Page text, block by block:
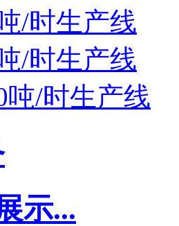
/时生产线
/时生产线
吨/时生产线
示...